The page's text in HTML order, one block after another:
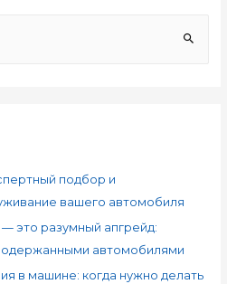
подбор и
вашего автомобиля
это разумный апгрейд:
автомобилями
в машине: когда нужно делать